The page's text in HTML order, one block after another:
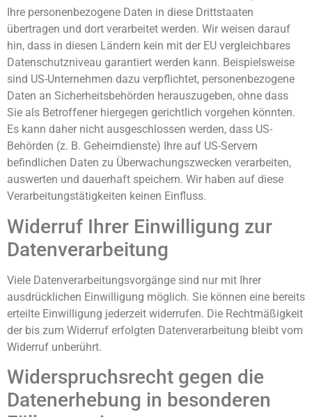
Ihre personenbezogene Daten in diese Drittstaaten
übertragen und dort verarbeitet werden. Wir weisen darauf
hin, dass in diesen Ländern kein mit der EU vergleichbares
Datenschutzniveau garantiert werden kann. Beispielsweise
sind US-Unternehmen dazu verpflichtet, personenbezogene
Daten an Sicherheitsbehörden herauszugeben, ohne dass
Sie als Betroffener hiergegen gerichtlich vorgehen könnten.
Es kann daher nicht ausgeschlossen werden, dass US-
Behörden (z. B. Geheimdienste) Ihre auf US-Servern
befindlichen Daten zu Überwachungszwecken verarbeiten,
auswerten und dauerhaft speichern. Wir haben auf diese
Verarbeitungstätigkeiten keinen Einfluss.
Widerruf Ihrer Einwilligung zur
Datenverarbeitung
Viele Datenverarbeitungsvorgänge sind nur mit Ihrer
ausdrücklichen Einwilligung möglich. Sie können eine bereits
erteilte Einwilligung jederzeit widerrufen. Die Rechtmäßigkeit
der bis zum Widerruf erfolgten Datenverarbeitung bleibt vom
Widerruf unberührt.
Widerspruchsrecht gegen die
Datenerhebung in besonderen